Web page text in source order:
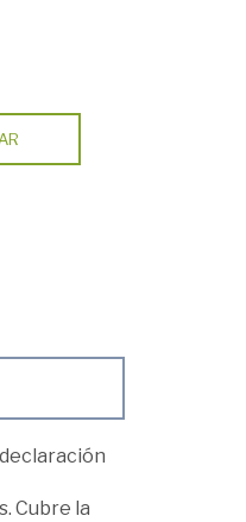
Cubre la